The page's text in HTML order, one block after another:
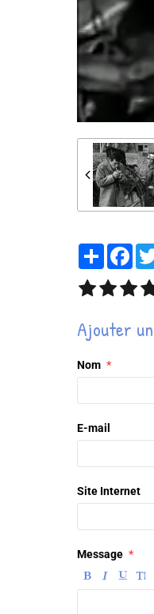
Partager
Ajouter
Nom
E-mail
Site Internet
Message